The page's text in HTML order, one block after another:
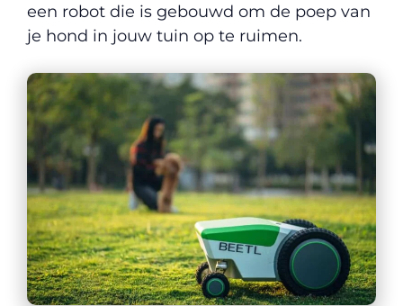
een robot die is gebouwd om de poep van
je hond in jouw tuin op te ruimen.